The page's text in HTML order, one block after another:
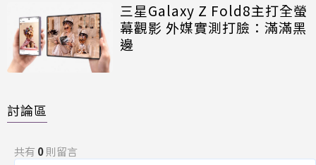
三星Galaxy Z Fold8主打全螢
幕觀影 外媒實測打臉：滿滿黑
邊
討論區
共有 0則留言